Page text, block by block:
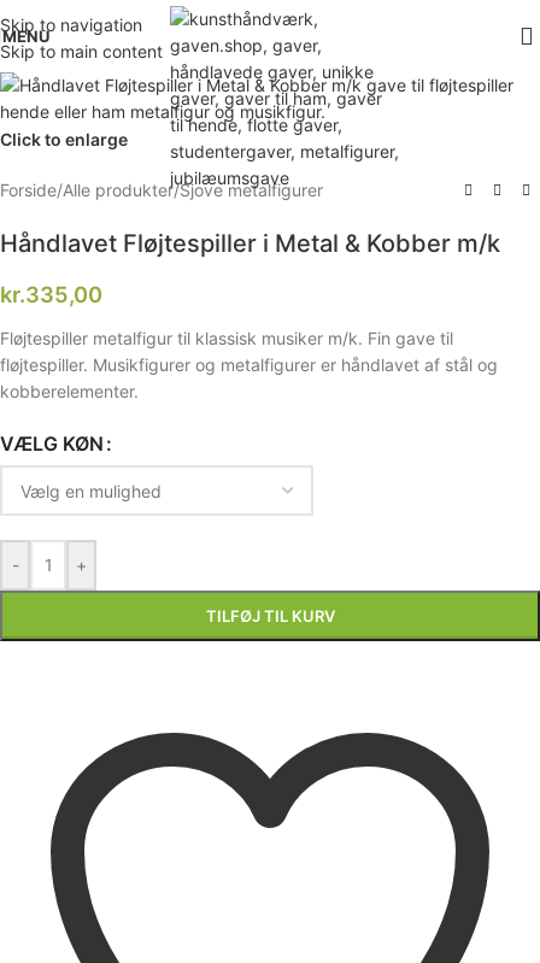
Skip to navigation
Skip to main content
MENU
Click to enlarge
Forside/Alle produkter/Sjove metalfigurer
Håndlavet Fløjtespiller i Metal & Kobber m/k
kr.335,00
Fløjtespiller metalfigur til klassisk musiker m/k. Fin gave til
fløjtespiller. Musikfigurer og metalfigurer er håndlavet af stål og
kobberelementer.
VÆLG KØN
- +
TILFØJ TIL KURV